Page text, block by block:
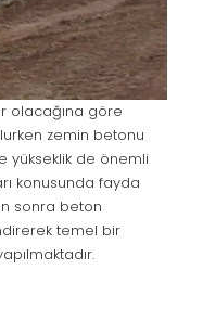
olacağına göre
zemin betonu
yükseklik de önemli
konusunda fayda
sonra beton
temel bir